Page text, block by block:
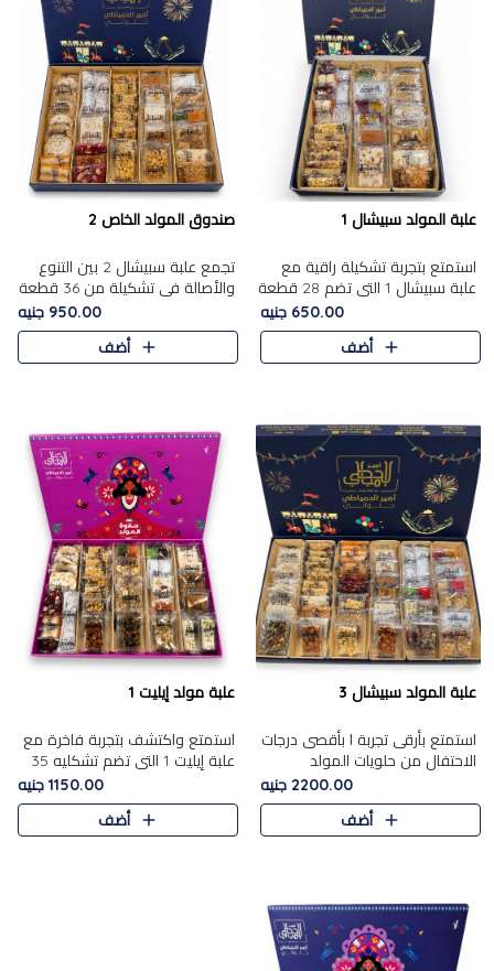
علبة المولد سبيشال 1
استمتع بتجربة تشكيلة راقية مع
علبة سبيشال 1 التي تضم 28 قطعة
من تشكيلة مختارة بعناية من أفخر
حلويات المولد المصرية الأصلية
الشرقية. تحتوي ال..
650.00 جنيه
أضف
صندوق المولد الخاص 2
تجمع علبة سبيشال 2 بين التنوع
والأصالة في تشكيلة من 36 قطعة
تضم أشهر حلويات المولد الشرقية.
تحتوي العلبة على الجزرية بالفول،
والجزرية بالبن..
950.00 جنيه
أضف
علبة المولد سبيشال 3
استمتع بأرقى تجربة ا بأقصى درجات
الاحتفال من حلويات المولد
المصريه الأصيلة مع هذه الفخامة
مع علبة سبيشال 3 التي تضم 56
قطعة من تشكيلة استثن..
2200.00 جنيه
أضف
علبة مولد إيليت 1
استمتع واكتشف بتجربة فاخرة مع
علبة إيليت 1 التي تضم تشكليه 35
قطعة من أرقى حلويات المولد
المصري الأصيلة ,معروضة بشكل
جميل في علبة أنيقة ، في..
1150.00 جنيه
أضف